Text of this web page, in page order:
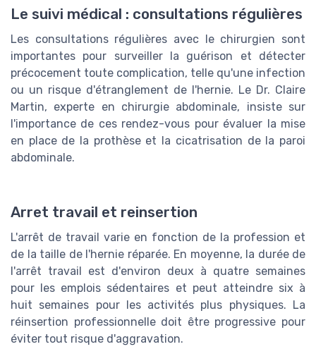
Le suivi médical : consultations régulières
Les consultations régulières avec le chirurgien sont
importantes pour surveiller la guérison et détecter
précocement toute complication, telle qu'une infection
ou un risque d'étranglement de l'hernie. Le Dr. Claire
Martin, experte en chirurgie abdominale, insiste sur
l'importance de ces rendez-vous pour évaluer la mise
en place de la prothèse et la cicatrisation de la paroi
abdominale.
Arret travail et reinsertion
L'arrêt de travail varie en fonction de la profession et
de la taille de l'hernie réparée. En moyenne, la durée de
l'arrêt travail est d'environ deux à quatre semaines
pour les emplois sédentaires et peut atteindre six à
huit semaines pour les activités plus physiques. La
réinsertion professionnelle doit être progressive pour
éviter tout risque d'aggravation.